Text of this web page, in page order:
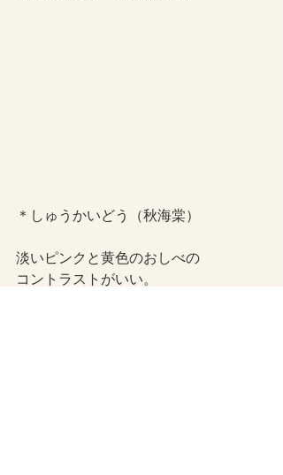
＊しゅうかいどう（秋海棠）
淡いピンクと黄色のおしべの
コントラストがいい。